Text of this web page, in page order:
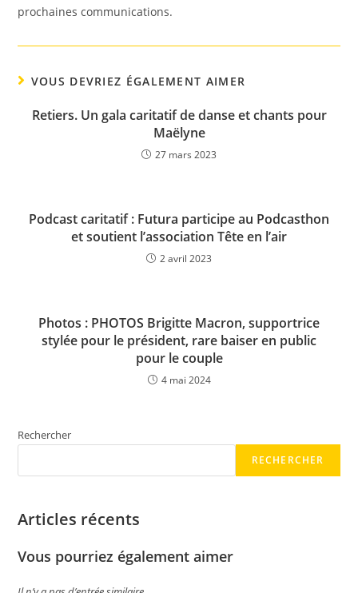
prochaines communications.
VOUS DEVRIEZ ÉGALEMENT AIMER
Retiers. Un gala caritatif de danse et chants pour
Maëlyne
27 mars 2023
Podcast caritatif : Futura participe au Podcasthon
et soutient l’association Tête en l’air
2 avril 2023
Photos : PHOTOS Brigitte Macron, supportrice
stylée pour le président, rare baiser en public
pour le couple
4 mai 2024
Rechercher
RECHERCHER
Articles récents
Vous pourriez également aimer